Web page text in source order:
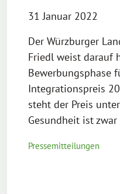
31 Januar 2022
Der Würzburger
Friedl weist darauf
Bewerbungsphase
Integrationspreis
steht der Preis
Gesundheit ist
Pressemitteilungen